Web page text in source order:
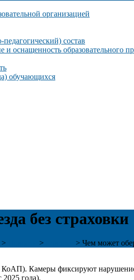
организацией
состав
и оснащенность образовательного
обучающихся
без страховки
> > > Чем может
Камеры фиксируют
года).